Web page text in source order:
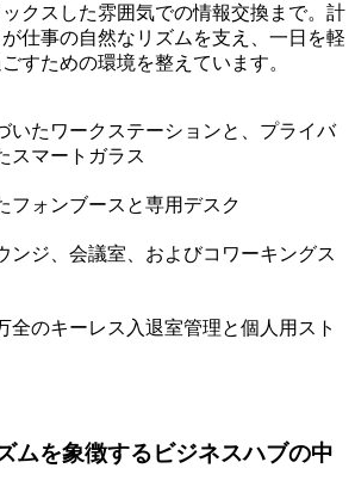
クスした雰囲気での情報交換まで。計
仕事の自然なリズムを支え、一日を軽
すための環境を整えています。
いたワークステーションと、プライバ
スマートガラス
フォンブースと専用デスク
ンジ、会議室、およびコワーキングス
全のキーレス入退室管理と個人用スト
ムを象徴するビジネスハブの中